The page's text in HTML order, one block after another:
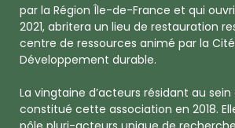
par la Région Île-de-France et qui
2021, abritera un lieu de restauration
centre de ressources animé par la
Développement durable.
La vingtaine d’acteurs résidant au
constitué cette association en 2018.